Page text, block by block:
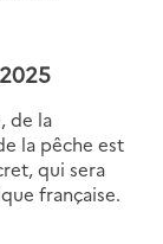
de la
la pêche est
qui sera
française.